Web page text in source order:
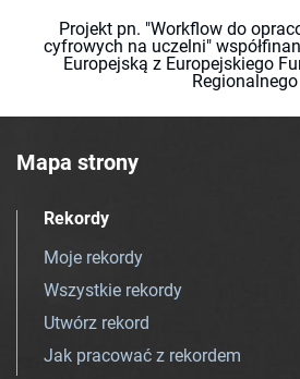
Projekt pn. "Workflow do
cyfrowych na uczelni"
Europejską z Europejskiego
Regionalnego
Mapa strony
Rekordy
Moje rekordy
Wszystkie rekordy
Utwórz rekord
Jak pracować z rekordem